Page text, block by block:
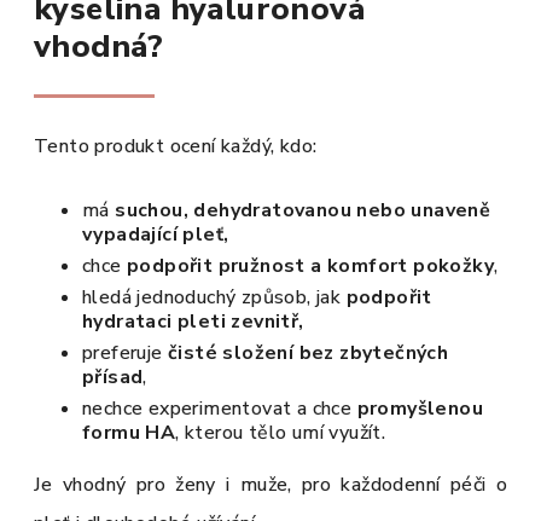
kyselina hyaluronová
vhodná?
Tento produkt ocení každý, kdo:
má suchou, dehydratovanou nebo unaveně
vypadající pleť,
chce podpořit pružnost a komfort pokožky,
hledá jednoduchý způsob, jak podpořit
hydrataci pleti zevnitř,
preferuje čisté složení bez zbytečných
přísad,
nechce experimentovat a chce promyšlenou
formu HA, kterou tělo umí využít.
Je vhodný pro ženy i muže, pro každodenní péči o